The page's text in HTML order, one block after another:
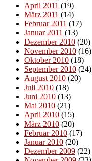
April 2011 (19)
März 2011 (14)
Februar 2011 (17)
Januar 2011 (13)
Dezember 2010 (20)
November 2010 (16)
Oktober 2010 (18)
September 2010 (24)
August 2010 (20)
Juli 2010 (18)
Juni 2010 (13)
Mai 2010 (21)
April 2010 (15)
März 2010 (20)
Februar 2010 (17)
Januar 2010 (20)
Dezember 2009 (22)